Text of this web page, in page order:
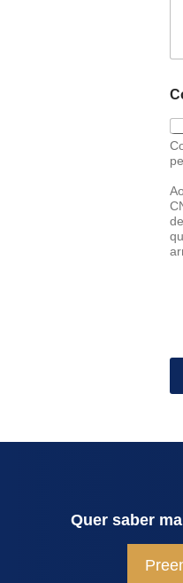
e
n
s
a
g
m
*
*
Quer saber